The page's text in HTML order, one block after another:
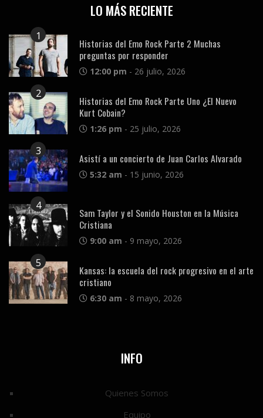
LO MÁS RECIENTE
1
Historias del Emo Rock Parte 2 Muchas
preguntas por responder
12:00 pm - 26 julio, 2026
2
Historias del Emo Rock Parte Uno ¿El Nuevo
Kurt Cobain?
1:26 pm - 25 julio, 2026
3
Asistí a un concierto de Juan Carlos Alvarado
5:32 am - 15 junio, 2026
4
Sam Taylor y el Sonido Houston en la Música
Cristiana
9:00 am - 9 mayo, 2026
5
Kansas: la escuela del rock progresivo en el arte
cristiano
6:30 am - 8 mayo, 2026
INFO
Quienes Somos
Equipo